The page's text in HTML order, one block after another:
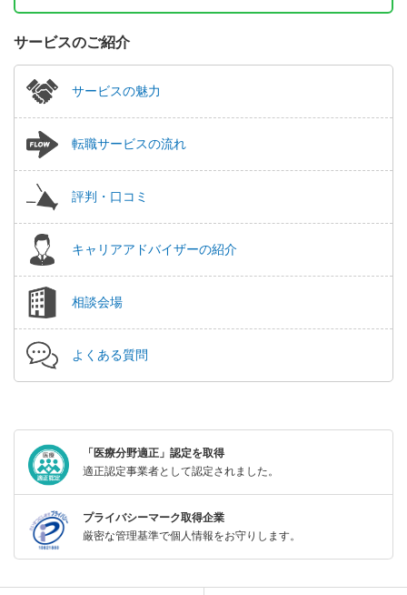
サービスのご紹介
サービスの魅力
転職サービスの流れ
評判・口コミ
キャリアアドバイザーの紹介
相談会場
よくある質問
「医療分野適正」認定を取得
適正認定事業者として認定されました。
プライバシーマーク取得企業
厳密な管理基準で個人情報をお守りします。